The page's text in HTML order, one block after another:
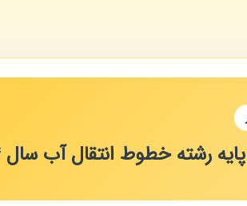
رشته خطوط انتقال آب سال 1404